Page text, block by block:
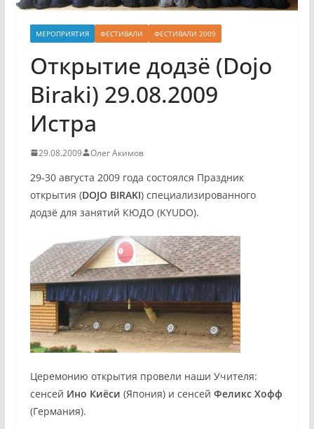
МЕРОПРИЯТИЯ ФЕСТИВАЛИ ФЕСТИВАЛИ 2009
Открытие додзё (Dojo
Biraki) 29.08.2009
Истра
29.08.2009 Олег Акимов
29-30 августа 2009 года состоялся Праздник
открытия (DOJO BIRAKI) специализированного
додзё для занятий КЮДО (KYUDO).
Церемонию открытия провели наши Учителя:
сенсей Ино Киёси (Япония) и сенсей Феликс Хофф
(Германия).